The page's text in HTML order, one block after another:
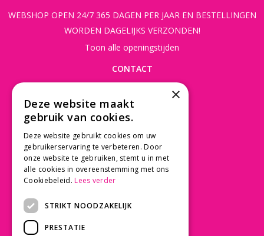
WEBSHOP OPEN 24/7 365 DAGEN PER JAAR EN BESTELLINGEN
WORDEN DAGELIJKS VERZONDEN!
Toon alle openingstijden
CONTACT
3997 MK 't Goy
030 - 60 11 365
info@tuincentrumdebruijn.nl
Betaalinformatie
×
Deze website maakt
gebruik van cookies.
Deze website gebruikt cookies om uw
gebruikerservaring te verbeteren. Door
onze website te gebruiken, stemt u in met
alle cookies in overeenstemming met ons
Cookiebeleid. Lees verder
STRIKT NOODZAKELIJK
PRESTATIE